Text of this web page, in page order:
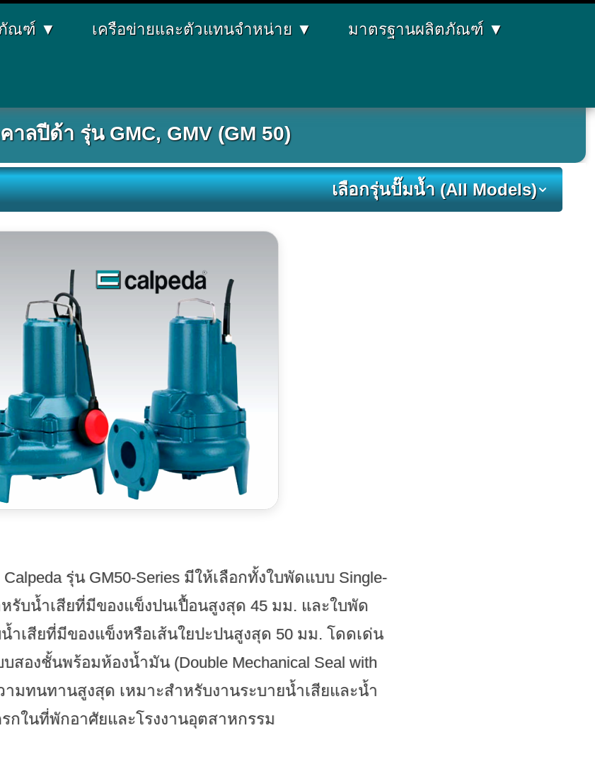
ณฑ์ ▼ เครือข่ายและตัวแทนจำหน่าย ▼ มาตรฐานผลิตภัณฑ์ ▼
าลปีด้า รุ่น GMC, GMV (GM 50)
เลือกรุ่นปั๊มน้ำ (All Models)
รุ่น GM50-Series มีให้เลือกทั้งใบพัดแบบ Single-
หรับน้ำเสียที่มีของแข็งปนเปื้อนสูงสุด 45 มม. และใบพัด
น้ำเสียที่มีของแข็งหรือเส้นใยปะปนสูงสุด 50 มม. โดดเด่น
สองชั้นพร้อมห้องน้ำมัน (Double Mechanical Seal with
ามทนทานสูงสุด เหมาะสำหรับงานระบายน้ำเสียและน้ำ
กในที่พักอาศัยและโรงงานอุตสาหกรรม